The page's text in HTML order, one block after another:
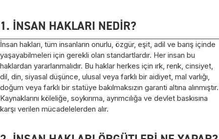
1. İNSAN HAKLARI NEDİR?
İnsan hakları, tüm insanların onurlu, özgür, eşit, adil ve barış içinde
yaşayabilmeleri için gerekli olan standartlardır. Her insan bu
haklardan yararlanmalıdır. Bu haklar herkes için ırk, renk, cinsiyet,
dil, din, siyasal düşünce, ulusal veya farklı bir aidiyet, mal varlığı,
doğum veya farklı bir statüye bakılmaksızın garanti altına alınmıştır.
Kaynaklarını köleliğe, soykırıma, ayrımcılığa ve devlet baskısına
karşı verilen mücadelelerden alır.